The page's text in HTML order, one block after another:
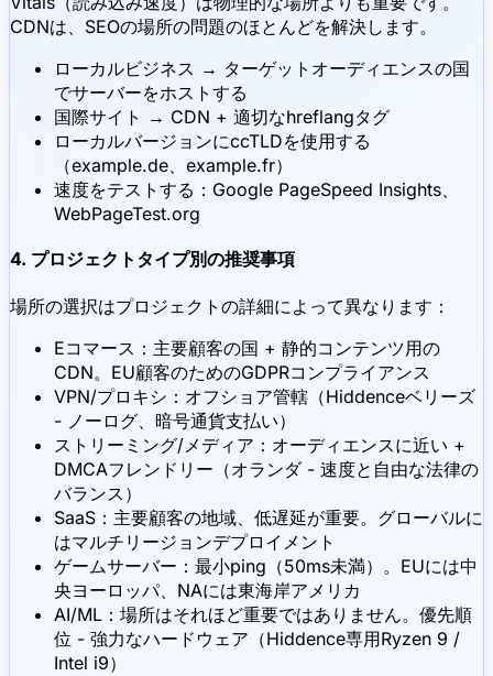
CDNは、SEOの場所の問題のほとんどを解決します。
ローカルビジネス → ターゲットオーディエンスの国
でサーバーをホストする
国際サイト → CDN + 適切なhreflangタグ
ローカルバージョンにccTLDを使用する
（example.de、example.fr）
速度をテストする：Google PageSpeed Insights、
WebPageTest.org
4. プロジェクトタイプ別の推奨事項
場所の選択はプロジェクトの詳細によって異なります：
Eコマース：主要顧客の国 + 静的コンテンツ用の
CDN。EU顧客のためのGDPRコンプライアンス
VPN/プロキシ：オフショア管轄（Hiddenceベリーズ
- ノーログ、暗号通貨支払い）
ストリーミング/メディア：オーディエンスに近い +
DMCAフレンドリー（オランダ - 速度と自由な法律の
バランス）
SaaS：主要顧客の地域、低遅延が重要。グローバルに
はマルチリージョンデプロイメント
ゲームサーバー：最小ping（50ms未満）。EUには中
央ヨーロッパ、NAには東海岸アメリカ
AI/ML：場所はそれほど重要ではありません。優先順
位 - 強力なハードウェア（Hiddence専用Ryzen 9 /
Intel i9）